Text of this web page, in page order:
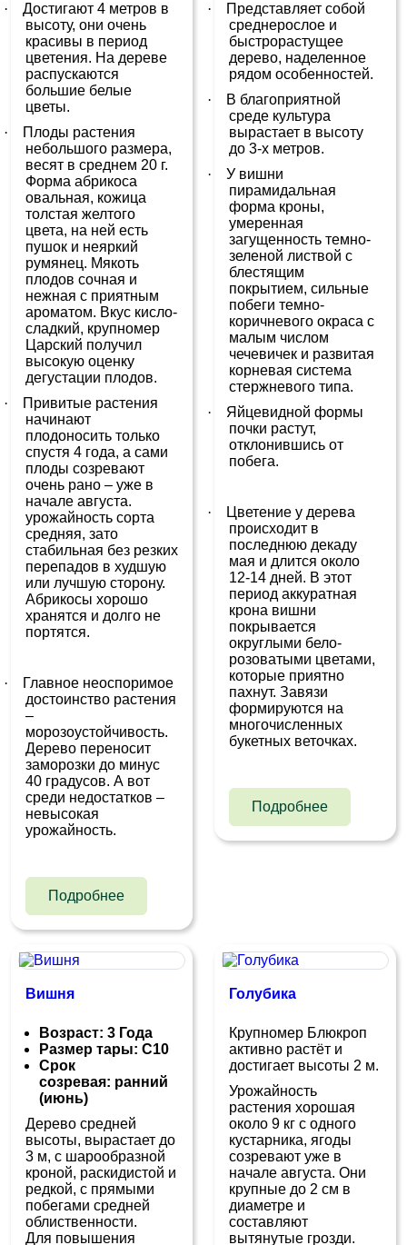
·
Достигают 4 метров в
высоту, они очень
красивы в период
цветения. На дереве
распускаются
большие белые
цветы.
·
Плоды растения
небольшого размера,
весят в среднем 20 г.
Форма абрикоса
овальная, кожица
толстая желтого
цвета, на ней есть
пушок и неяркий
румянец. Мякоть
плодов сочная и
нежная с приятным
ароматом. Вкус кисло-
сладкий, крупномер
Царский получил
высокую оценку
дегустации плодов.
·
Привитые растения
начинают
плодоносить только
спустя 4 года, а сами
плоды созревают
очень рано – уже в
начале августа.
урожайность сорта
средняя, зато
стабильная без резких
перепадов в худшую
или лучшую сторону.
Абрикосы хорошо
хранятся и долго не
портятся.
·
Главное неоспоримое
достоинство растения
–
морозоустойчивость.
Дерево переносит
заморозки до минус
40 градусов. А вот
среди недостатков –
невысокая
урожайность.
Подробнее
·
Представляет собой
среднерослое и
быстрорастущее
дерево, наделенное
рядом особенностей.
·
В благоприятной
среде культура
вырастает в высоту
до 3-х метров.
·
У вишни
пирамидальная
форма кроны,
умеренная
загущенность темно-
зеленой листвой с
блестящим
покрытием, сильные
побеги темно-
коричневого окраса с
малым числом
чечевичек и развитая
корневая система
стержневого типа.
·
Яйцевидной формы
почки растут,
отклонившись от
побега.
·
Цветение у дерева
происходит в
последнюю декаду
мая и длится около
12-14 дней. В этот
период аккуратная
крона вишни
покрывается
округлыми бело-
розоватыми цветами,
которые приятно
пахнут. Завязи
формируются на
многочисленных
букетных веточках.
Подробнее
Вишня
Возраст: 3 Года
Размер тары: С10
Срок
созревая: ранний
(июнь)
Дерево средней
высоты, вырастает до
3 м, с шарообразной
кроной, раскидистой и
редкой, с прямыми
побегами средней
облиственности.
Для повышения
Голубика
Крупномер Блюкроп
активно растёт и
достигает высоты 2 м.
Урожайность
растения хорошая
около 9 кг с одного
кустарника, ягоды
созревают уже в
начале августа. Они
крупные до 2 см в
диаметре и
составляют
вытянутые грозди.